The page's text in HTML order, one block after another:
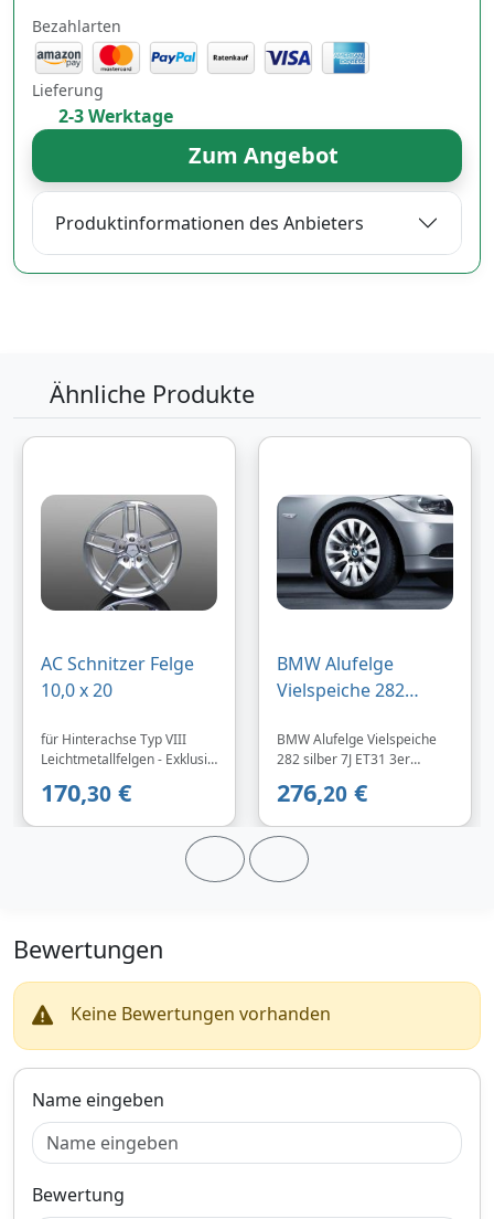
Bezahlarten
Lieferung
2-3 Werktage
Zum Angebot
Produktinformationen des Anbieters
Ähnliche Produkte
AC Schnitzer Felge
10,0 x 20
für Hinterachse Typ VIII
Leichtmetallfelgen - Exklusiv
Fahrzeuge entwickelt -
offenes Design in BiColor
Silber, das einen direkten
Typ VIII Leichtmetallfelgen -
Engineered in Germany -
Gew...
170,30 €
BMW Alufelge
Vielspeiche 282
E90/E91 Vorderach
BMW Alufelge Vielspeiche
282 silber 7J ET31 3er
Vorderachse/Hinterachse
276,20 €
Bewertungen
Keine Bewertungen vorhanden
Name eingeben
Bewertung